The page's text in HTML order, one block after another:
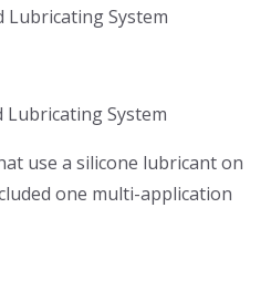
Lubricating System
Lubricating System
use a silicone lubricant on
one multi-application